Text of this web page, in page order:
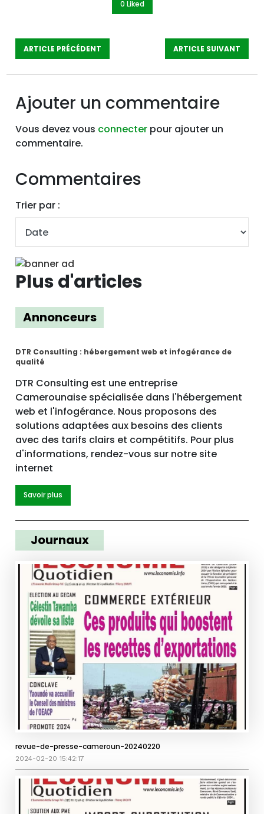
0 Liked
ARTICLE PRÉCÉDENT ARTICLE SUIVANT
Ajouter un commentaire
Vous devez vous connecter pour ajouter un
commentaire.
Commentaires
Trier par :
Plus d'articles
Annonceurs
DTR Consulting : hébergement web et infogérance de
qualité
DTR Consulting est une entreprise
Camerounaise spécialisée dans l'hébergement
web et l'infogérance. Nous proposons des
solutions adaptées aux besoins des clients
avec des tarifs clairs et compétitifs. Pour plus
d'informations, rendez-vous sur notre site
internet
Savoir plus
Journaux
revue-de-presse-cameroun-20240220
2024-02-20 15:42:17